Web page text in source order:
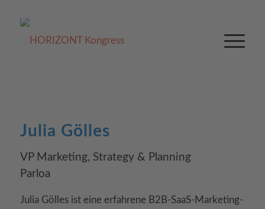
Julia Gölles
VP Marketing, Strategy & Planning
Parloa
Julia Gölles ist eine erfahrene B2B-SaaS-Marketing-